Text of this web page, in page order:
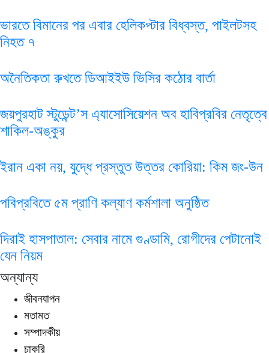
ভারতে বিমানের পর এবার হেলিকপ্টার বিধ্বস্ত, পাইলটসহ
নিহত ৭
অনৈতিকতা রুখতে ডিআইইউ ভিসির কঠোর বার্তা
জয়পুরহাট স্টুডেন্ট’স এ্যাসোসিয়েশন অব হাবিপ্রবির নেতৃত্বে
শাকিল-অঙ্কুর
ইরান একা নয়, যুদ্ধে প্রস্তুত উত্তর কোরিয়া: কিম জং-উন
পবিপ্রবিতে ৫ম প্রাণি কল্যাণ কর্মশালা অনুষ্ঠিত
দিরাই হাসপাতাল: সেবার নামে গুণ্ডামি, রোগীদের পেটানোই
যেন নিয়ম
অন্যান্য
জীবনযাপন
মতামত
সম্পাদকীয়
চাকরি